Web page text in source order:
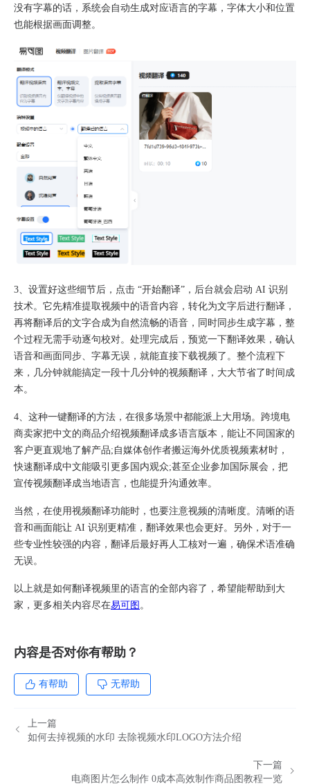
没有字幕的话，系统会自动生成对应语言的字幕，字体大小和位置
也能根据画面调整。​
3、设置好这些细节后，点击 “开始翻译”，后台就会启动 AI 识别
技术。它先精准提取视频中的语音内容，转化为文字后进行翻译，
再将翻译后的文字合成为自然流畅的语音，同时同步生成字幕，整
个过程无需手动逐句校对。处理完成后，预览一下翻译效果，确认
语音和画面同步、字幕无误，就能直接下载视频了。整个流程下
来，几分钟就能搞定一段十几分钟的视频翻译，大大节省了时间成
本。​
4、这种一键翻译的方法，在很多场景中都能派上大用场。跨境电
商卖家把中文的商品介绍视频翻译成多语言版本，能让不同国家的
客户更直观地了解产品;自媒体创作者搬运海外优质视频素材时，
快速翻译成中文能吸引更多国内观众;甚至企业参加国际展会，把
宣传视频翻译成当地语言，也能提升沟通效率。​
当然，在使用视频翻译功能时，也要注意视频的清晰度。清晰的语
音和画面能让 AI 识别更精准，翻译效果也会更好。另外，对于一
些专业性较强的内容，翻译后最好再人工核对一遍，确保术语准确
无误。
以上就是如何翻译视频里的语言的全部内容了，希望能帮助到大
家，更多相关内容尽在易可图 。
内容是否对你有帮助？
有帮助 无帮助
上一篇
如何去掉视频的水印 去除视频水印LOGO方法介绍
下一篇
电商图片怎么制作 0成本高效制作商品图教程一览